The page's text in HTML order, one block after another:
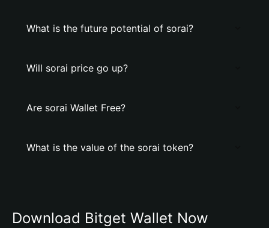
What is the future potential of sorai?
Will sorai price go up?
Are sorai Wallet Free?
What is the value of the sorai token?
Download Bitget Wallet Now